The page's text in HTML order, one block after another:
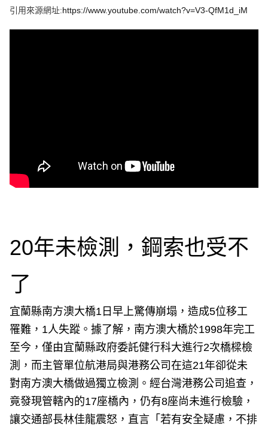
引用來源網址:https://www.youtube.com/watch?v=V3-QfM1d_iM
20年未檢測，鋼索也受不
了
宜蘭縣南方澳大橋1日早上驚傳崩塌，造成5位移工
罹難，1人失蹤。據了解，南方澳大橋於1998年完工
至今，僅由宜蘭縣政府委託健行科大進行2次橋樑檢
測，而主管單位航港局與港務公司在這21年卻從未
對南方澳大橋做過獨立檢測。經台灣港務公司追查，
竟發現管轄內的17座橋內，仍有8座尚未進行檢驗，
讓交通部長林佳龍震怒，直言「若有安全疑慮，不排